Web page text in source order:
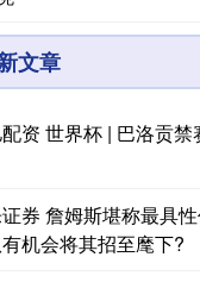
文章
资 世界杯 | 巴洛贡禁
券 詹姆斯堪称最具
机会将其招至麾下?